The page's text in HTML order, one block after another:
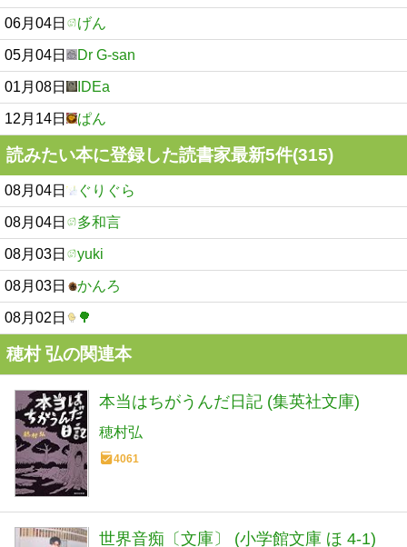
06月04日 げん
05月04日 Dr G-san
01月08日 IDEa
12月14日 ぱん
読みたい本に登録した読書家最新5件(315)
08月04日 ぐりぐら
08月04日 多和言
08月03日 yuki
08月03日 かんろ
08月02日 🌳
穂村 弘の関連本
本当はちがうんだ日記 (集英社文庫)
穂村弘
4061
世界音痴〔文庫〕 (小学館文庫 ほ 4-1)